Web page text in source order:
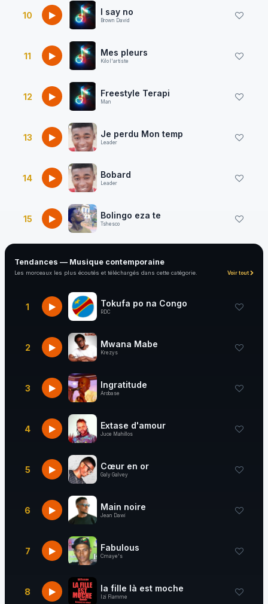
10 I say no
Brown David
11 Mes pleurs
Kilo l'artiste
12 Freestyle Terapi
Man
13 Je perdu Mon temp
Leader
14 Bobard
Leader
15 Bolingo eza te
Tshesco
Tendances — Musique contemporaine
Les morceaux les plus écoutés et téléchargés dans cette catégorie. Voir tout
1 Tokufa po na Congo
RDC
2 Mwana Mabe
Krezys
3 Ingratitude
Arobase
4 Extase d'amour
Juce Mahillos
5 Cœur en or
Galy Galvey
6 Main noire
Jean Dawi
7 Fabulous
Cmaye's
8 la fille là est moche
Izi Flamme